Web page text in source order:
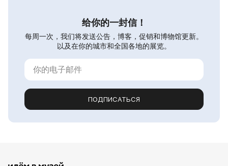
给你的一封信！
每周一次，我们将发送公告，博客，促销和博物馆更新。
以及在你的城市和全国各地的展览。
ПОДПИСАТЬСЯ